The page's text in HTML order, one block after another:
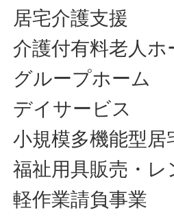
居宅介護支援
介護付有料老人ホ
グループホーム
デイサービス
小規模多機能型居
福祉用具販売・
軽作業請負事業